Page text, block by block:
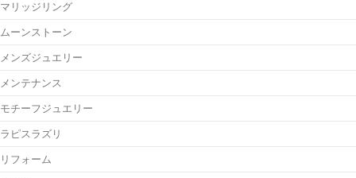
マリッジリング
ムーンストーン
メンズジュエリー
メンテナンス
モチーフジュエリー
ラピスラズリ
リフォーム